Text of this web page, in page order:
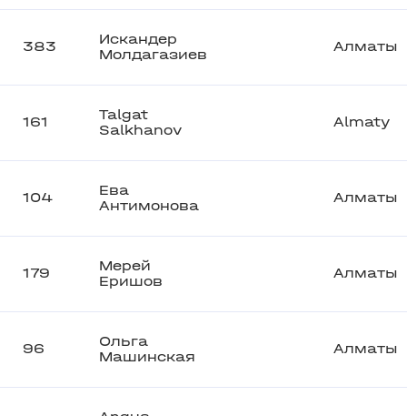
383
Искандер
Молдагазиев
Алматы
161
Talgat
Salkhanov
Almaty
104
Ева
Антимонова
Алматы
179
Мерей
Еришов
Алматы
96
Ольга
Машинская
Алматы